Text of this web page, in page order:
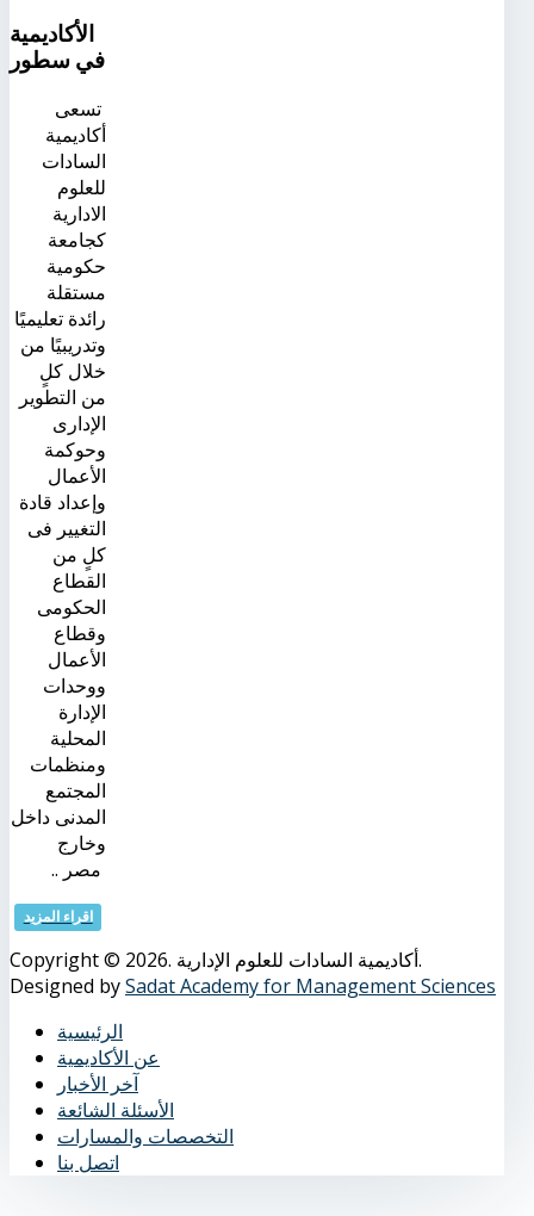
الأكاديمية
في سطور
تسعى
أكاديمية
السادات
للعلوم
الادارية
كجامعة
حكومية
مستقلة
رائدة تعليميًا
وتدريبيًا من
خلال كلٍ
من التطوير
الإدارى
وحوكمة
الأعمال
وإعداد قادة
التغيير فى
كلٍ من
القطاع
الحكومى
وقطاع
الأعمال
ووحدات
الإدارة
المحلية
ومنظمات
المجتمع
المدنى داخل
وخارج
مصر ..
اقراء المزيد
Copyright © 2026. أكاديمية السادات للعلوم الإدارية.
Designed bySadat Academy for Management Sciences
الرئيسية
عن الأكاديمية
آخر الأخبار
الأسئلة الشائعة
التخصصات والمسارات
اتصل بنا